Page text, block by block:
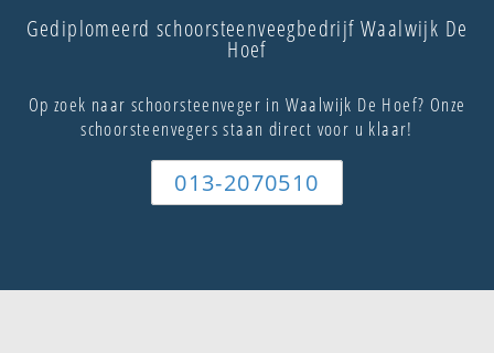
Gediplomeerd schoorsteenveegbedrijf Waalwijk De
Hoef
Op zoek naar schoorsteenveger in Waalwijk De Hoef? Onze
schoorsteenvegers staan direct voor u klaar!
013-2070510